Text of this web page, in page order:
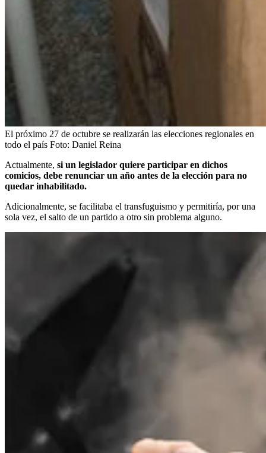
El próximo 27 de octubre se realizarán las elecciones regionales en
todo el país Foto: Daniel Reina
Actualmente, si un legislador quiere participar en dichos
comicios, debe renunciar un año antes de la elección para no
quedar inhabilitado.
Adicionalmente, se facilitaba el transfuguismo y permitiría, por una
sola vez, el salto de un partido a otro sin problema alguno.